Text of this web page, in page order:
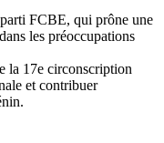
FCBE, qui prône une
les préoccupations
la 17e circonscription
et contribuer